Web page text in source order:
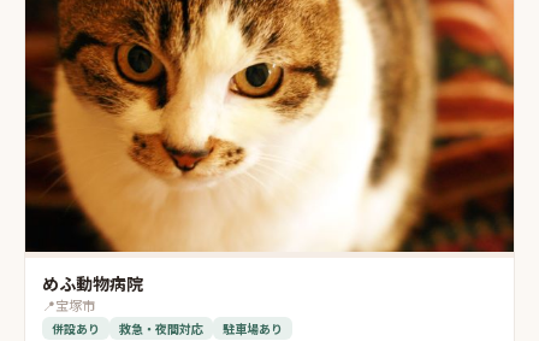
めふ動物病院
📍宝塚市
併設あり 救急・夜間対応 駐車場あり